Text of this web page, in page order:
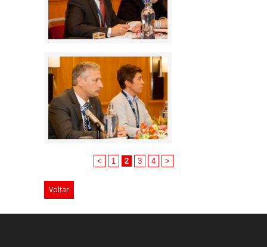
< 1 2 3 4 >
Voltar